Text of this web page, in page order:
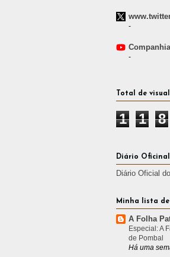
-
-
Total de
1 1 8
Diário
Diário Oficial
Minha lista
A Folha
Especial: A
de Pombal
Há uma